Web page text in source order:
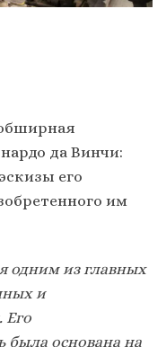
да Винчи:
его
им
одним из главных
и
Его
была основана на